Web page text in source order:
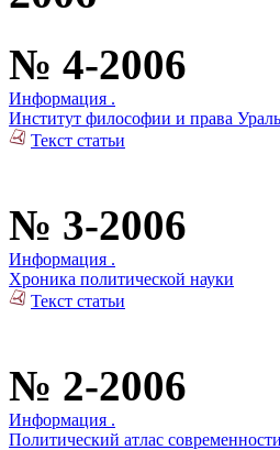
№ 4-2006
Информация .
Институт философии и права
Текст статьи
№ 3-2006
Информация .
Хроника политической науки
Текст статьи
№ 2-2006
Информация .
Политический атлас современности